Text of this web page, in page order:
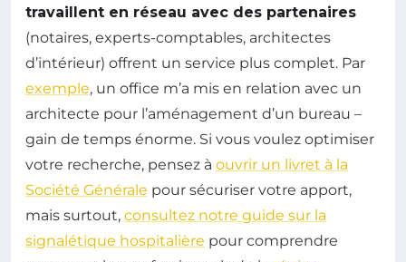
travaillent en réseau avec des partenaires
(notaires, experts-comptables, architectes
d’intérieur) offrent un service plus complet. Par
exemple, un office m’a mis en relation avec un
architecte pour l’aménagement d’un bureau –
gain de temps énorme. Si vous voulez optimiser
votre recherche, pensez à ouvrir un livret à la
Société Générale pour sécuriser votre apport,
mais surtout, consultez notre guide sur la
signalétique hospitalière pour comprendre